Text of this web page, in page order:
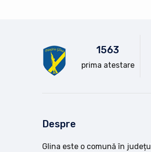
1563
prima atestare
Despre
Glina este o comună în